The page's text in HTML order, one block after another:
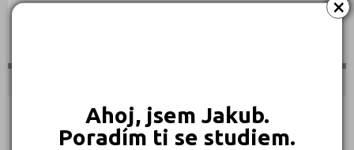
×
Ahoj, jsem Jakub.
Poradím ti se studiem.
Technické